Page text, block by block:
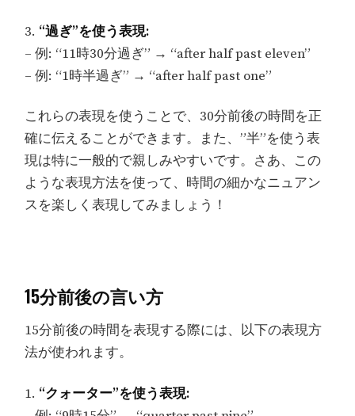
3. “過ぎ”を使う表現:
– 例: “11時30分過ぎ” → “after half past eleven”
– 例: “1時半過ぎ” → “after half past one”
これらの表現を使うことで、30分前後の時間を正
確に伝えることができます。また、”半”を使う表
現は特に一般的で親しみやすいです。さあ、この
ような表現方法を使って、時間の細かなニュアン
スを楽しく表現してみましょう！
15分前後の言い方
15分前後の時間を表現する際には、以下の表現方
法が使われます。
1. “クォーター”を使う表現: